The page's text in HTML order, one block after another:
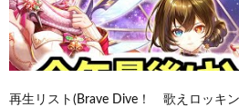
再生リスト(Brave Dive！ 歌えロッキ